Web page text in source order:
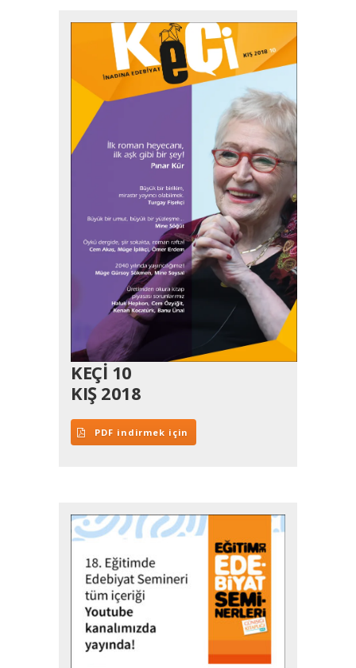
KEÇİ 10
KIŞ 2018
PDF indirmek için